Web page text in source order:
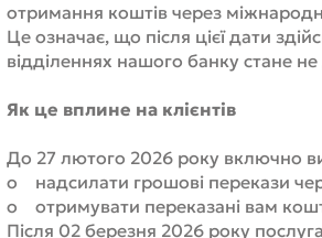
отримання коштів через
Це означає, що після цієї дати
відділеннях нашого банку стане
Як це вплине на клієнтів
До 27 лютого 2026 року включно
o надсилати грошові перекази
o отримувати переказані вам
Після 02 березня 2026 року